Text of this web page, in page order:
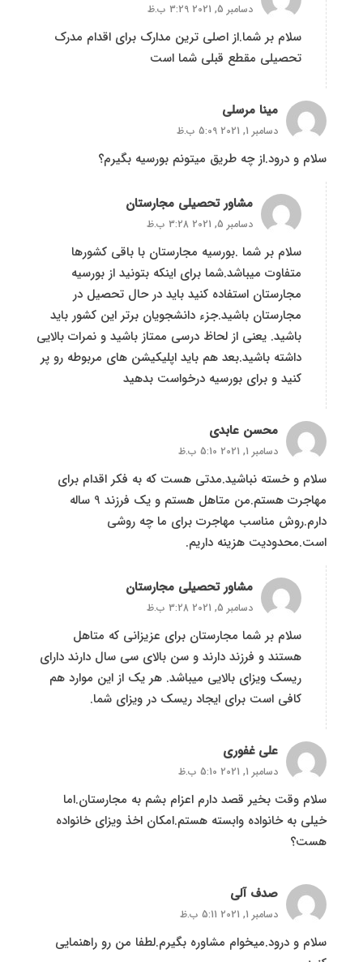
دسامبر 5, 2021 3:29 ب.ظ
سلام بر شما.از اصلی ترین مدارک برای اقدام مدرک
تحصیلی مقطع قبلی شما است
مینا مرسلی
دسامبر 1, 2021 5:09 ب.ظ
سلام و درود.از چه طریق میتونم بورسیه بگیرم؟
مشاور تحصیلی مجارستان
دسامبر 5, 2021 3:28 ب.ظ
سلام بر شما .بورسیه مجارستان با باقی کشورها
متفاوت میباشد.شما برای اینکه بتونید از بورسیه
مجارستان استفاده کنید باید در حال تحصیل در
مجارستان باشید.جزء دانشجویان برتر این کشور باید
باشید. یعنی از لحاظ درسی ممتاز باشید و نمرات بالایی
داشته باشید.بعد هم باید اپلیکیشن های مربوطه رو پر
کنید و برای بورسیه درخواست بدهید
محسن عابدی
دسامبر 1, 2021 5:10 ب.ظ
سلام و خسته نباشید.مدتی هست که به فکر اقدام برای
مهاجرت هستم.من متاهل هستم و یک فرزند 9 ساله
دارم.روش مناسب مهاجرت برای ما چه روشی
است.محدودیت هزینه داریم.
مشاور تحصیلی مجارستان
دسامبر 5, 2021 3:28 ب.ظ
سلام بر شما مجارستان برای عزیزانی که متاهل
هستند و فرزند دارند و سن بالای سی سال دارند دارای
ریسک ویزای بالایی میباشد. هر یک از این موارد هم
کافی است برای ایجاد ریسک در ویزای شما.
علی غفوری
دسامبر 1, 2021 5:10 ب.ظ
سلام وقت بخیر قصد دارم اعزام بشم به مجارستان.اما
خیلی به خانواده وابسته هستم.امکان اخذ ویزای خانواده
هست؟
صدف آلی
دسامبر 1, 2021 5:11 ب.ظ
سلام و درود.میخوام مشاوره بگیرم.لطفا من رو راهنمایی